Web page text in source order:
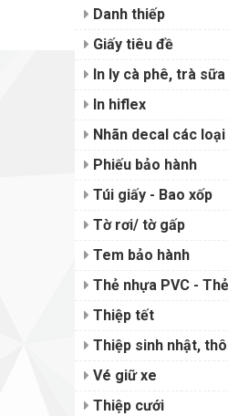
Danh thiếp
Giấy tiêu đề
In ly cà phê, trà sữa
In hiflex
Nhãn decal các loại
Phiếu bảo hành
Túi giấy - Bao xốp
Tờ rơi/ tờ gấp
Tem bảo hành
Thẻ nhựa PVC -
Thiệp tết
Thiệp sinh nhật,
Vé giữ xe
Thiệp cưới